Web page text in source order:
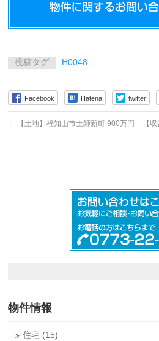
投稿タグ H0048
Facebook Hatena twitter
← 【土地】福知山市土師新町 900万円
【
物件情報
住宅 (15)